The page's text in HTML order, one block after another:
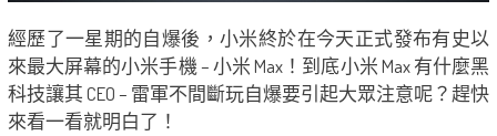
經歷了一星期的自爆後，小米終於在今天正式發布有史以
來最大屏幕的小米手機 – 小米 Max！到底小米 Max 有什麼黑
科技讓其 CEO – 雷軍不間斷玩自爆要引起大眾注意呢？趕快
來看一看就明白了！